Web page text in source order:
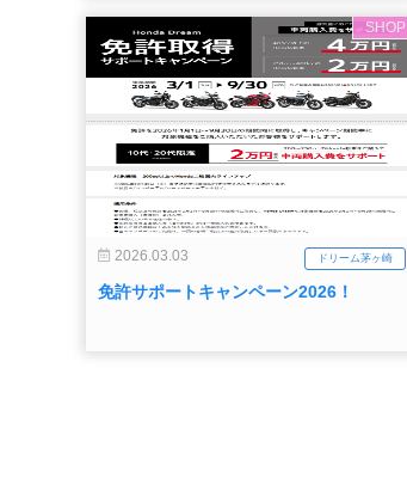
SHOP
ドリーム茅ヶ崎
2026.03.03
免許サポートキャンペーン2026！